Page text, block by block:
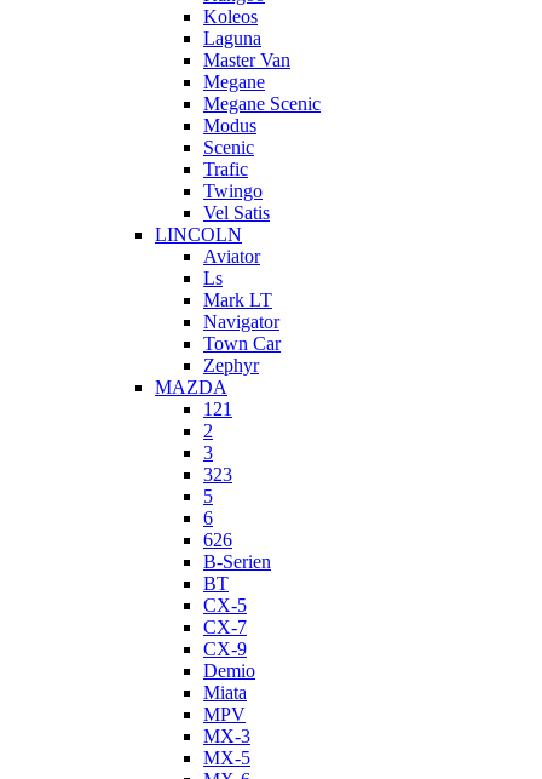
Koleos
Laguna
Master Van
Megane
Megane Scenic
Modus
Scenic
Trafic
Twingo
Vel Satis
LINCOLN
Aviator
Ls
Mark LT
Navigator
Town Car
Zephyr
MAZDA
121
2
3
323
5
6
626
B-Serien
BT
CX-5
CX-7
CX-9
Demio
Miata
MPV
MX-3
MX-5